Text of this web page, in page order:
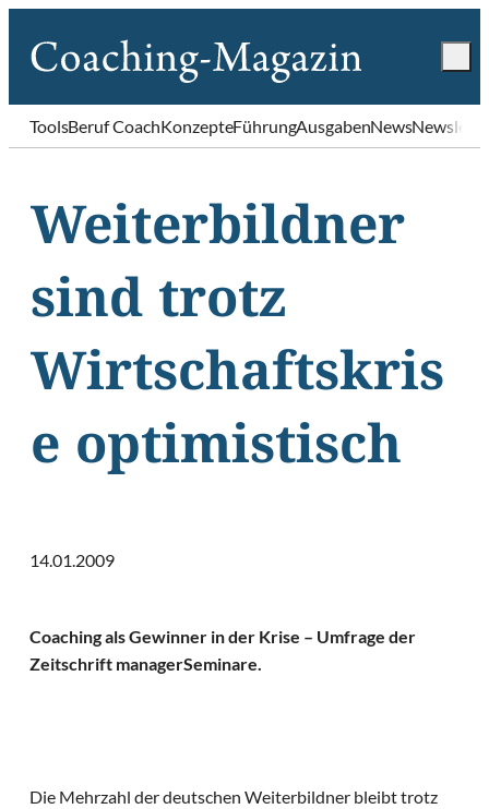
ToolsBeruf CoachKonzepteFührungAusgabenNews
Weiterbildner
sind trotz
Wirtschaftskris
e optimistisch
14.01.2009
Coaching als Gewinner in der Krise – Umfrage der
Zeitschrift managerSeminare.
Die Mehrzahl der deutschen Weiterbildner bleibt trotz